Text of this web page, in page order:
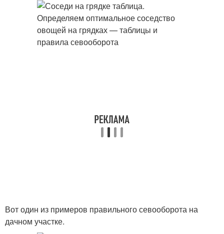
Вот один из примеров правильного севооборота на
дачном участке.